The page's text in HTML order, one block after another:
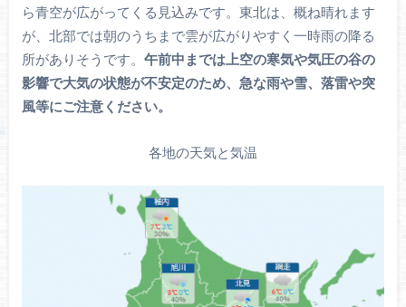
ら青空が広がってくる見込みです。東北は、概ね晴れます
が、北部では朝のうちまで雲が広がりやすく一時雨の降る
所がありそうです。 午前中までは上空の寒気や気圧の谷の
影響で大気の状態が不安定のため、急な雨や雪、落雷や突
風等にご注意ください。
各地の天気と気温